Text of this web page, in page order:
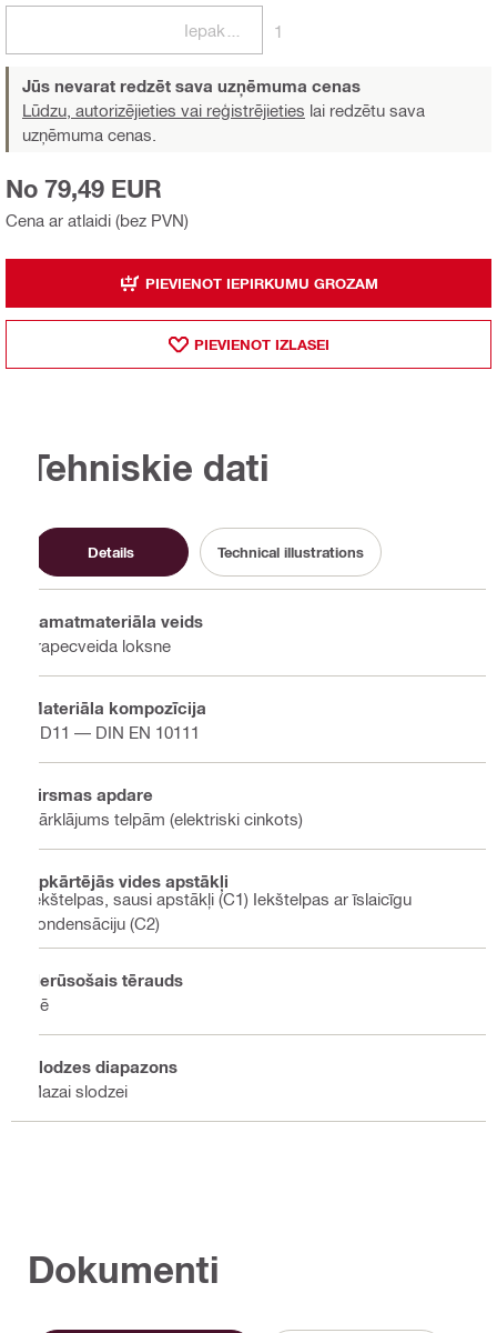
1
Jūs nevarat redzēt sava uzņēmuma cenas
Lūdzu, autorizējieties vai reģistrējieties lai redzētu sava
uzņēmuma cenas.
Cena ar atlaidi (bez PVN)
No 79,49 EUR
PIEVIENOT IEPIRKUMU GROZAM
PIEVIENOT IZLASEI
Tehniskie dati
Details Technical illustrations
Pamatmateriāla veids
Trapecveida loksne
Materiāla kompozīcija
DD11 — DIN EN 10111
Virsmas apdare
Pārklājums telpām (elektriski cinkots)
Apkārtējās vides apstākļi
Iekštelpas, sausi apstākļi (C1) Iekštelpas ar īslaicīgu
kondensāciju (C2)
Nerūsošais tērauds
Nē
Slodzes diapazons
Mazai slodzei
Dokumenti